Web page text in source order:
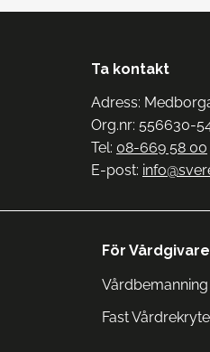
Ta kontakt
Adress:
Org.nr: 556630-
Tel: 08-669 58 00
E-post:
För Vårdgivare
Vårdbemanning
Fast